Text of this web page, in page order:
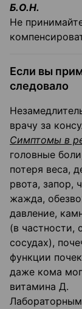
Б.О.Н.
Не
Если вы
следовало
врачу за
Симптомы в
головные
потеря веса,
рвота, запор,
жажда,
давление,
(в частности,
сосудах),
функции
даже кома
витамина Д.